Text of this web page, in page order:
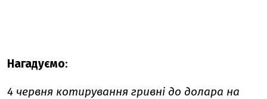
Нагадуємо:
4 червня котирування гривні до долара на